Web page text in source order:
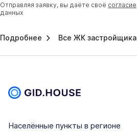
Отправляя заявку, вы даёте своё согласие
данных
Подробнее Все ЖК застройщика
Населённые пункты в регионе